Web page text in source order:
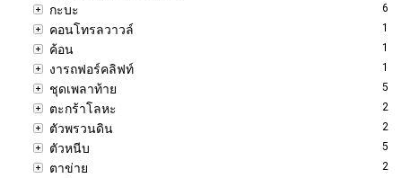
กะบะ 6
คอนโทรลวาวล์ 1
ค้อน 1
งารถฟอร์คลิฟท์ 1
ชุดเพลาท้าย 5
ตะกร้าโลหะ 2
ตัวพรวนดิน 2
ตัวหนีบ 5
ตาข่าย 2